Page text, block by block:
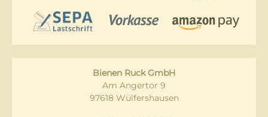
Bienen Ruck GmbH
Am Angertor 9
97618 Wülfershausen